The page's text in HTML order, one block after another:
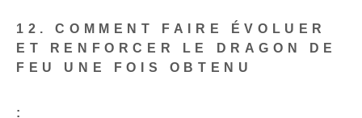
12. COMMENT FAIRE ÉVOLUER
ET RENFORCER LE DRAGON DE
FEU UNE FOIS OBTENU
: